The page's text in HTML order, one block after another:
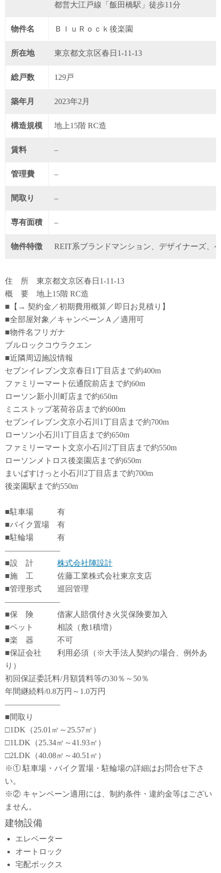
都営大江戸線「飯田橋駅」徒歩11分
物件名 ＢｌｕＲｏｃｋ後楽園
所在地 東京都文京区春日1-11-13
総戸数 129戸
築年月 2023年2月
構造規模 地上15階 RC造
賃料 –
管理費 –
間取り –
専有面積 –
物件特徴 REIT系ブランドマンション、デザイナーズ、
住 所 東京都文京区春日1-11-13
概 要 地上15階 RC造
■【→ 契約金／初期費用概算／即日お見積り】
■全部屋対象／キャンペーンＡ／適用可
■物件名フリガナ
ブルロックコウラクエン
■近隣周辺施設情報
セブンイレブン文京春日1丁目店まで約400m
ファミリーマート伝通院前店まで約60m
ローソン新小川町店まで約650m
ミニストップ茗荷谷店まで約600m
セブンイレブン文京小石川1丁目店まで約700m
ローソン小石川1丁目店まで約650m
ファミリーマート文京小石川2丁目店まで約550m
ローソンメトロス後楽園店まで約650m
まいばすけっと小石川2丁目店まで約700m
後楽園駅まで約550m
■駐車場 有
■バイク置場 有
■駐輪場 有
―――――――
■設 計 株式会社陣設計
■施 工 佐藤工業株式会社東京支店
■管理形式 巡回管理
―――――――
■保 険 借家人賠償付き火災保険要加入
■ペット 相談（敷1積増）
■楽 器 不可
■保証会社 利用必須（※大手法人契約の場合、例外あ
り）
初回保証委託料/月額賃料等の30％～50％
年間継続料/0.8万円～1.0万円
―――――――
■間取り
□1DK（25.01㎡～25.57㎡）
□1LDK（25.34㎡～41.93㎡）
□2LDK（40.08㎡～40.51㎡）
※① 駐車場・バイク置場・駐輪場の詳細はお問合せ下さ
い。
※② キャンペーン適用には、制約条件・違約金等はござい
ません。
建物設備
エレベーター
オートロック
宅配ボックス